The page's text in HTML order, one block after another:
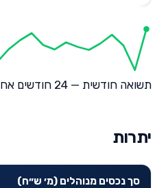
תשואה חודשית — 24 חודשים אחרונים
יתרות
סך נכסים מנוהלים (מ׳ ש״ח)